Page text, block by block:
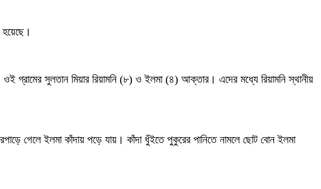
গ্রামের সুলতান মিয়ার রিয়ামনি (৮) ও ইলমা (৪) আক্তার। এদের মধ্যে রিয়ামনি স্থানীয়
গেলে ইলমা কাঁদায় পড়ে যায়। কাঁদা ধুঁইতে পুকুরের পানিতে নামলে ছোট বোন ইলমা